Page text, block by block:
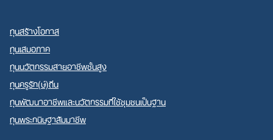
ทุนสร้างโอกาส
ทุนเสมอภาค
ทุนนวัตกรรมสายอาชีพชั้นสูง
ทุนครูรัก(ษ์)ถิ่น
ทุนพัฒนาอาชีพและนวัตกรรมที่ใช้ชุมชนเป็นฐาน
ทุนพระกนิษฐาสัมมาชีพ